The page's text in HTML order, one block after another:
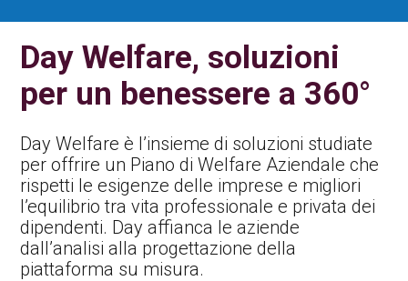
Day Welfare, soluzioni
per un benessere a 360°
Day Welfare è l’insieme di soluzioni studiate
per offrire un Piano di Welfare Aziendale che
rispetti le esigenze delle imprese e migliori
l’equilibrio tra vita professionale e privata dei
dipendenti. Day affianca le aziende
dall’analisi alla progettazione della
piattaforma su misura.